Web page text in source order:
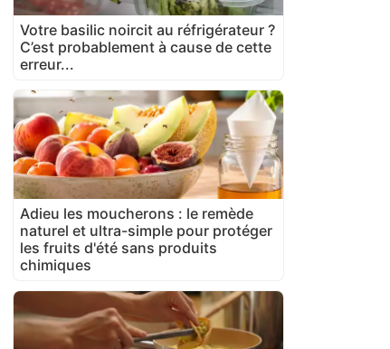
Votre basilic noircit au réfrigérateur ?
C’est probablement à cause de cette
erreur...
Adieu les moucherons : le remède
naturel et ultra-simple pour protéger
les fruits d'été sans produits
chimiques